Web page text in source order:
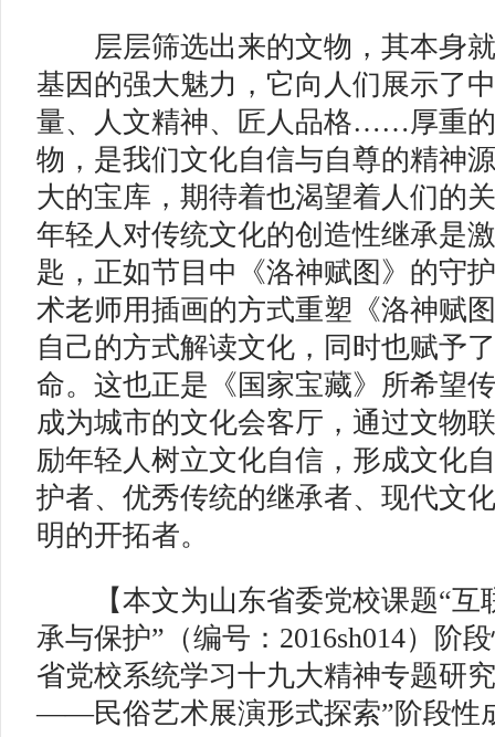
层层筛选出来的文物，其本身就
基因的强大魅力，它向人们展示了
量、人文精神、匠人品格……厚重
物，是我们文化自信与自尊的精神
大的宝库，期待着也渴望着人们的
年轻人对传统文化的创造性继承是
匙，正如节目中《洛神赋图》的守
术老师用插画的方式重塑《洛神赋
自己的方式解读文化，同时也赋予
命。这也正是《国家宝藏》所希
成为城市的文化会客厅，通过文物
励年轻人树立文化自信，形成文化
护者、优秀传统的继承者、现代文
明的开拓者。
【本文为山东省委党校课题“
承与保护”（编号：2016sh014）阶
省党校系统学习十九大精神专题研
——民俗艺术展演形式探索”阶段性